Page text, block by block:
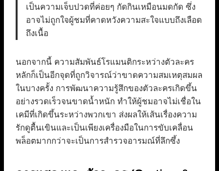
เป็นความเจ็บปวดที่ค่อยๆ กัดกินเหมือนมดกัด ซึ่ง
อาจไม่ถูกใจผู้ชมที่คาดหวังความสะใจแบบถึงเลือด
ถึงเนื้อ
นอกจากนี้ ความสัมพันธ์โรแมนติกระหว่างตัวละคร
หลักก็เป็นอีกจุดที่ถูกวิจารณ์ว่าขาดความสมเหตุสมผล
ในบางครั้ง การพัฒนาความรู้สึกของตัวละครเกิดขึ้น
อย่างรวดเร็วจนขาดน้ำหนัก ทำให้ผู้ชมอาจไม่เชื่อใน
เคมีที่เกิดขึ้นระหว่างพวกเขา ส่งผลให้เส้นเรื่องความ
รักดูตื้นเขินและเป็นเพียงเครื่องมือในการขับเคลื่อน
พล็อตมากกว่าจะเป็นการสำรวจอารมณ์ที่ลึกซึ้ง